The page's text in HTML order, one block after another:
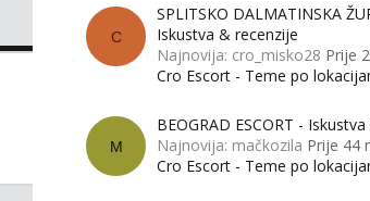
C
SPLITSKO DALMATINSKA
Iskustva & recenzije
Najnovija: cro_misko28 Prije
Cro Escort - Teme po
M
BEOGRAD ESCORT -
Najnovija: mačkozila Prije 44
Cro Escort - Teme po